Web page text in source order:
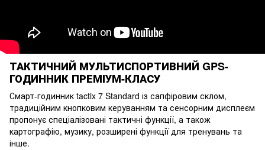
ТАКТИЧНИЙ МУЛЬТИСПОРТИВНИЙ GPS-
ГОДИННИК ПРЕМІУМ-КЛАСУ
Смарт-годинник tactix 7 Standard із сапфіровим склом,
традиційним кнопковим керуванням та сенсорним дисплеєм
пропонує спеціалізовані тактичні функції, а також
картографію, музику, розширені функції для тренувань та
інше.